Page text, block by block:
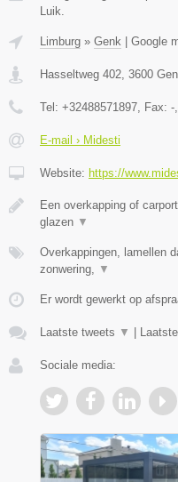
Luik.
Limburg » Genk Google
Hasseltweg 402 3600
Tel: +32488571897 , Fax: -
E-mail › Midesti
Website: https://
Een overkapping of
glazen ▼
Overkappingen, lamellen
zonwering,
▼
Er wordt gewerkt op
Laatste tweets ▼
Sociale media: